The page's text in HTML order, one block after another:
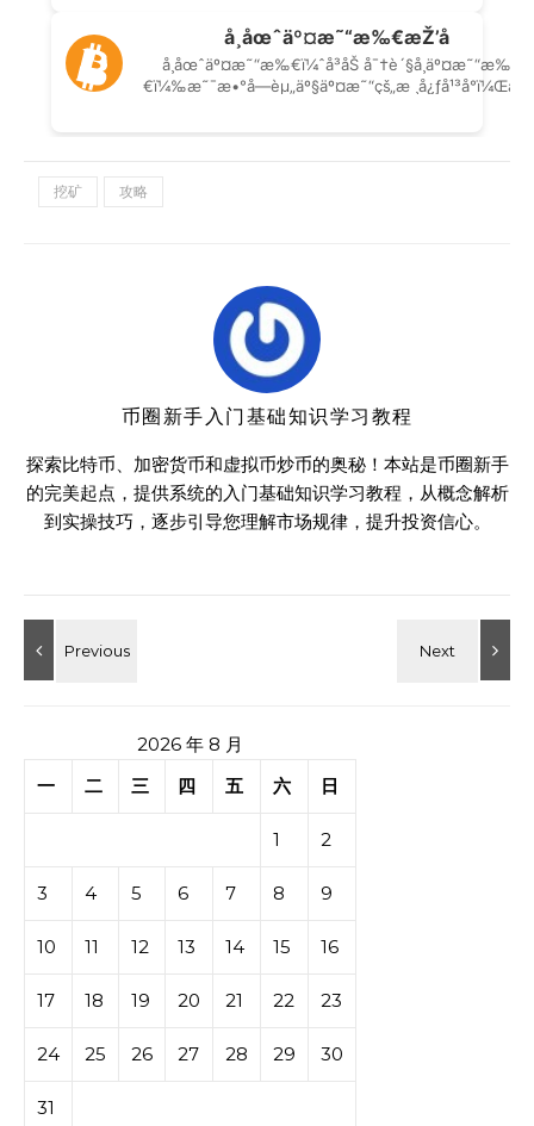
挖矿 攻略
币圈新手入门基础知识学习教程
探索比特币、加密货币和虚拟币炒币的奥秘！本站是币圈新手
的完美起点，提供系统的入门基础知识学习教程，从概念解析
到实操技巧，逐步引导您理解市场规律，提升投资信心。
2026 年 8 月
一
二 三 四 五 六 日
1 2
3 4 5 6 7 8 9
10 11 12 13 14 15 16
17 18 19 20 21 22 23
24 25 26 27 28 29 30
31